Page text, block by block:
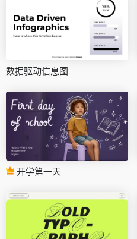
数据驱动信息图
开学第一天